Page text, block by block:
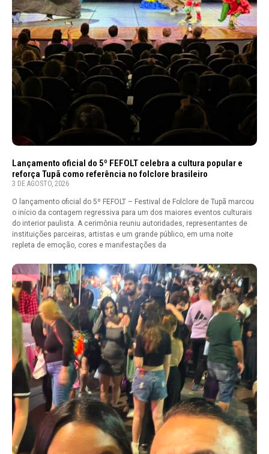
Lançamento oficial do 5º FEFOLT celebra a cultura popular e
reforça Tupã como referência no folclore brasileiro
3 DE AGOSTO, 2026
O lançamento oficial do 5º FEFOLT – Festival de Folclore de Tupã marcou
o início da contagem regressiva para um dos maiores eventos culturais
do interior paulista. A cerimônia reuniu autoridades, representantes de
instituições parceiras, artistas e um grande público, em uma noite
repleta de emoção, cores e manifestações da